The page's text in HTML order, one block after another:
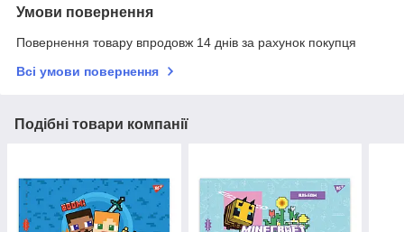
Умови повернення
Повернення товару впродовж 14 днів за рахунок покупця
Всі умови повернення
Подібні товари компанії